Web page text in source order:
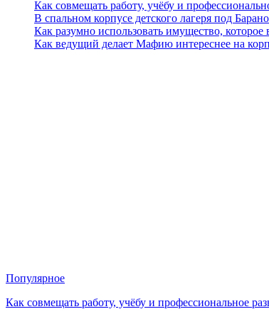
Как совмещать работу, учёбу и
В спальном корпусе детского лагеря под
Как разумно использовать имущество,
Как ведущий делает Мафию интереснее на
Популярное
Как совмещать работу, учёбу и профессиональное